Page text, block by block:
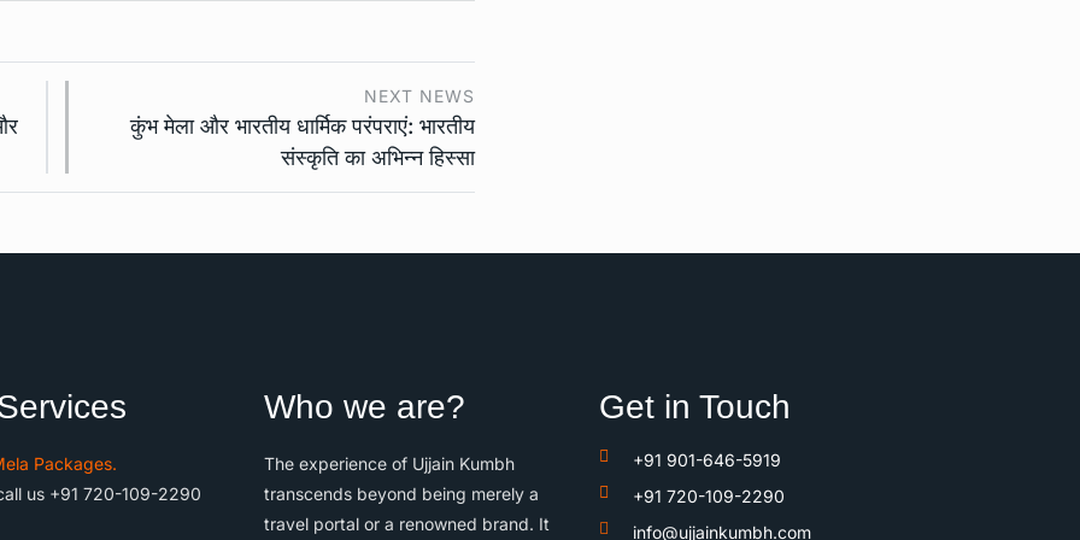
NEXT NEWS
कुंभ मेला और भारतीय धार्मिक परंपराएं: भारतीय
संस्कृति का अभिन्न हिस्सा
Packages.
us +91 720-109-2290
Who we are?
The experience of Ujjain Kumbh
transcends beyond being merely a
travel portal or a renowned brand. It
Get in Touch
+91 901-646-5919
+91 720-109-2290
info@ujjainkumbh.com